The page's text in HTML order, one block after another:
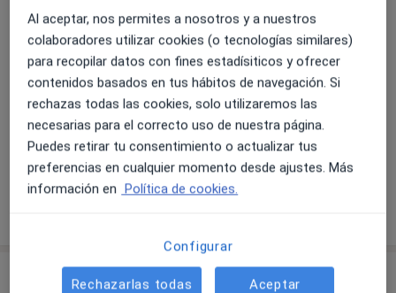
Servicios y precios
Primera visita Podología
Desde 25 € Detalles
Visita Podología
Desde 25 € Detalles
Consulta
Al aceptar, nos permites a nosotros y a nuestros
colaboradores utilizar cookies (o tecnologías similares)
para recopilar datos con fines estadísiticos y ofrecer
contenidos basados en tus hábitos de navegación. Si
rechazas todas las cookies, solo utilizaremos las
necesarias para el correcto uso de nuestra página.
Puedes retirar tu consentimiento o actualizar tus
preferencias en cualquier momento desde ajustes. Más
información en Política de cookies.
Configurar
Rechazarlas todas Aceptar